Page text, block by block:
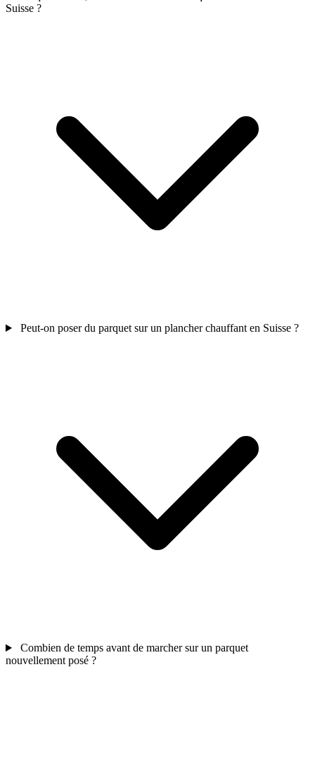
Suisse ?
Peut-on poser du parquet sur un plancher chauffant en Suisse ?
Combien de temps avant de marcher sur un parquet
nouvellement posé ?